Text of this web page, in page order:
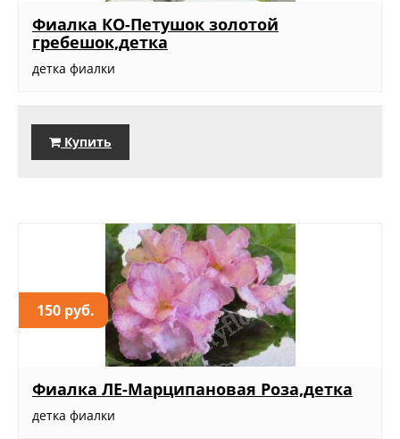
Фиалка КО-Петушок золотой
гребешок,детка
детка фиалки
Купить
150 руб.
Фиалка ЛЕ-Марципановая Роза,детка
детка фиалки